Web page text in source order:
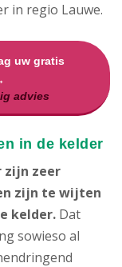
in regio Lauwe.
uw gratis
advies
in de kelder
zijn zeer
zijn te wijten
kelder. Dat
sowieso al